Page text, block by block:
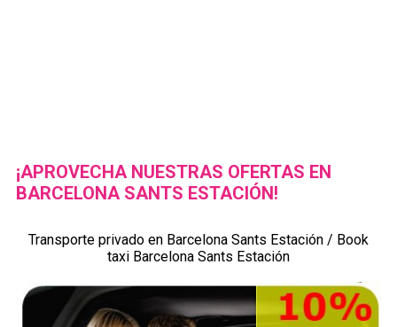
¡APROVECHA NUESTRAS OFERTAS EN
BARCELONA SANTS ESTACIÓN!
Transporte privado en Barcelona Sants Estación / Book
taxi Barcelona Sants Estación